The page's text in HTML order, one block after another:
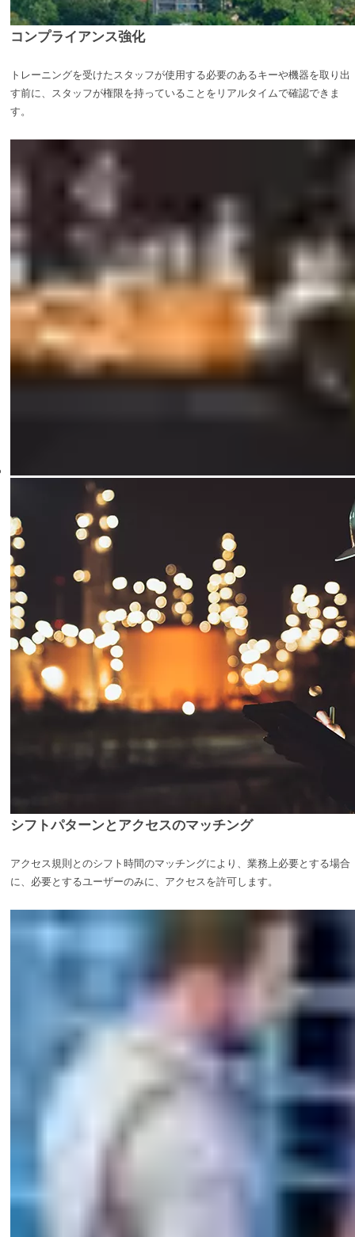
コンプライアンス強化
トレーニングを受けたスタッフが使用する必要のあるキーや機器を取り出
す前に、スタッフが権限を持っていることをリアルタイムで確認できま
す。
シフトパターンとアクセスのマッチング
アクセス規則とのシフト時間のマッチングにより、業務上必要とする場合
に、必要とするユーザーのみに、アクセスを許可します。